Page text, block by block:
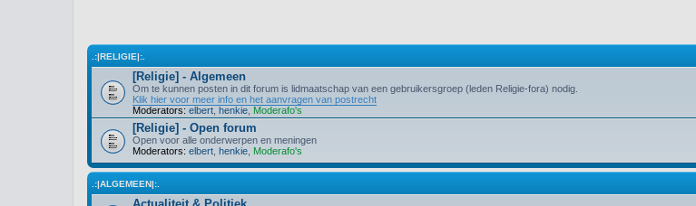
.:|RELIGIE|:.
[Religie] - Algemeen
Om te kunnen posten in dit forum is lidmaatschap van een gebruikersgroep (leden Religie-fora) nodig.
Klik hier voor meer info en het aanvragen van postrecht
Moderators: elbert henkie Moderafo's
[Religie] - Open forum
Open voor alle onderwerpen en meningen
Moderators: elbert henkie Moderafo's
.:|ALGEMEEN|:.